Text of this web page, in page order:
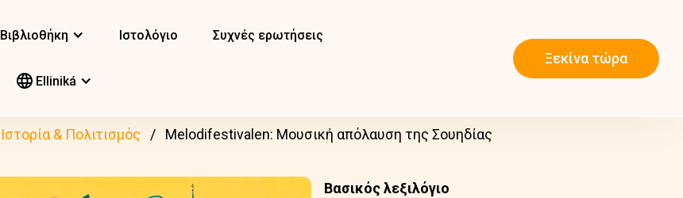
Βιβλιοθήκη Ιστολόγιο Συχνές ερωτήσεις
Elliniká
Ξεκίνα τώρα
Ιστορία & Πολιτισμός Melodifestivalen: Μουσική απόλαυση της Σουηδίας
Βασικός λεξιλόγιο